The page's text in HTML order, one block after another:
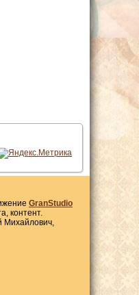
GranStudio
контент.
Михайлович,